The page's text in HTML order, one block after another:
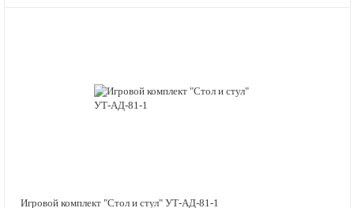
Игровой комплект "Стол и стул" УТ-АД-81-1